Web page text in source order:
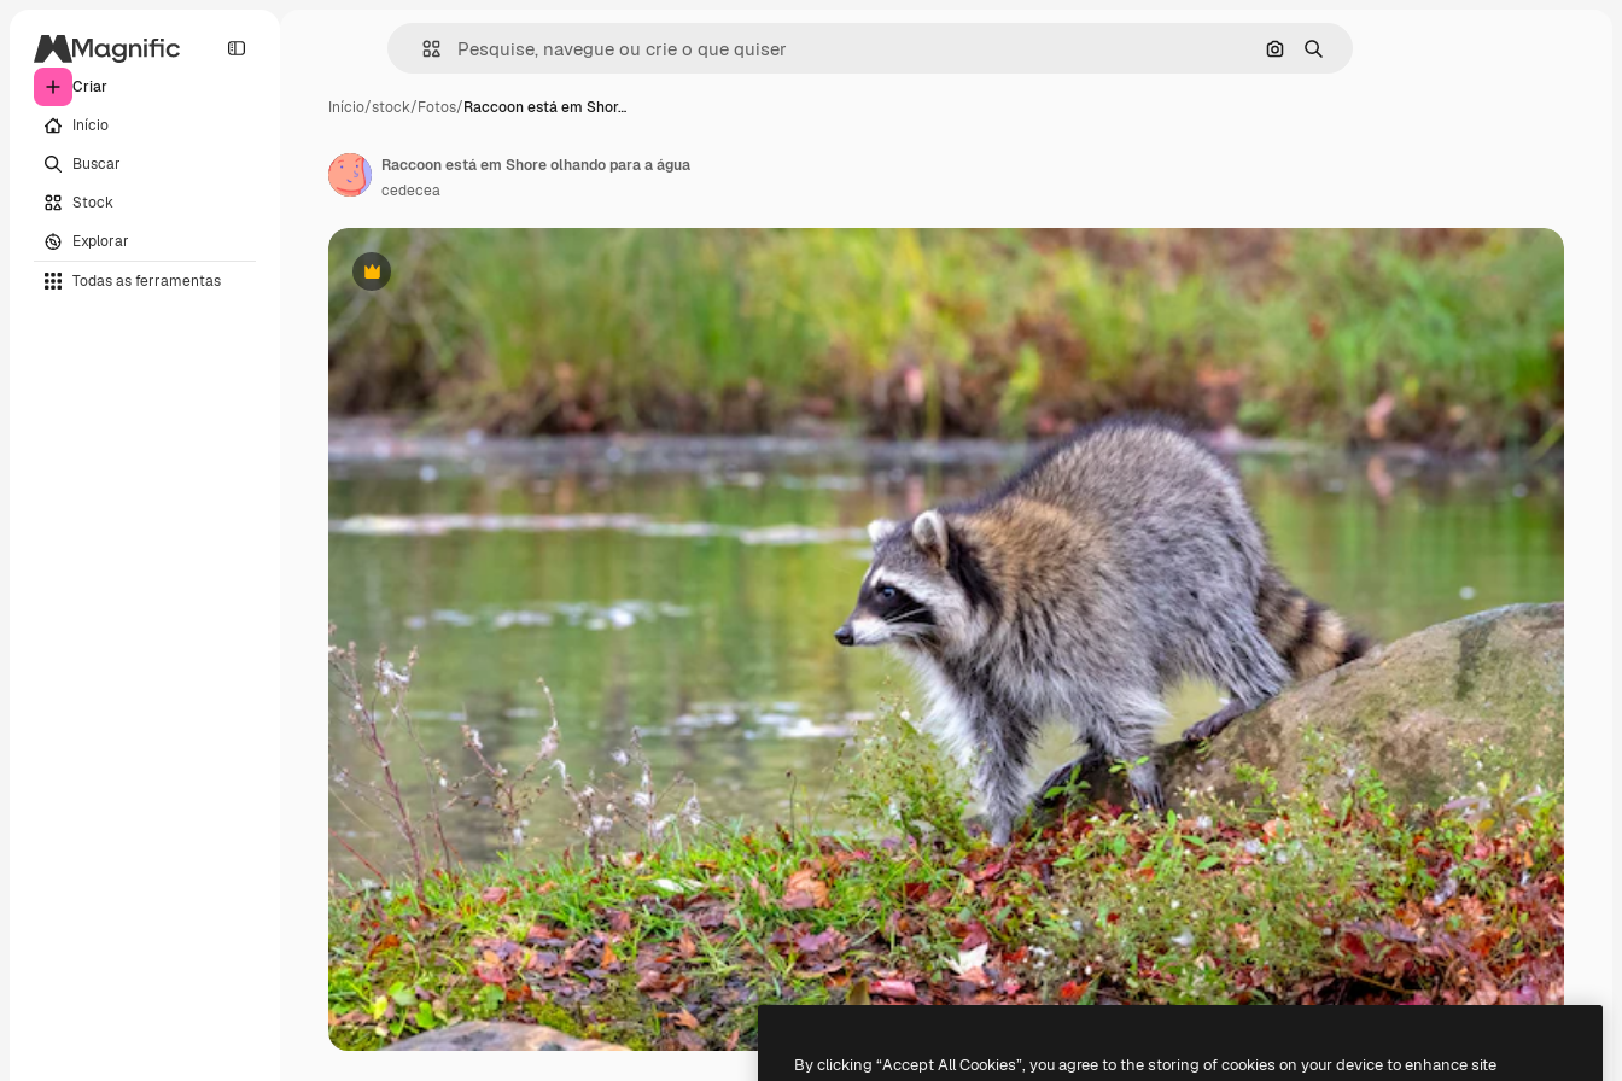
Criar
Início
Buscar
Stock
Explorar
Todas as ferramentas
Pesquisar por imagem
Buscar
Início/stock/Fotos/Raccoon está em Shor…
Premium
Raccoon está em Shore olhando para a água
cedecea
By clicking “Accept All Cookies”, you agree to the storing of cookies on your device to enhance site